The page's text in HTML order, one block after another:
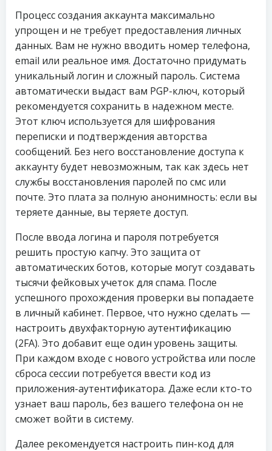
Процесс создания аккаунта максимально
упрощен и не требует предоставления личных
данных. Вам не нужно вводить номер телефона,
email или реальное имя. Достаточно придумать
уникальный логин и сложный пароль. Система
автоматически выдаст вам PGP-ключ, который
рекомендуется сохранить в надежном месте.
Этот ключ используется для шифрования
переписки и подтверждения авторства
сообщений. Без него восстановление доступа к
аккаунту будет невозможным, так как здесь нет
службы восстановления паролей по смс или
почте. Это плата за полную анонимность: если вы
теряете данные, вы теряете доступ.
После ввода логина и пароля потребуется
решить простую капчу. Это защита от
автоматических ботов, которые могут создавать
тысячи фейковых учеток для спама. После
успешного прохождения проверки вы попадаете
в личный кабинет. Первое, что нужно сделать —
настроить двухфакторную аутентификацию
(2FA). Это добавит еще один уровень защиты.
При каждом входе с нового устройства или после
сброса сессии потребуется ввести код из
приложения-аутентификатора. Даже если кто-то
узнает ваш пароль, без вашего телефона он не
сможет войти в систему.
Далее рекомендуется настроить пин-код для